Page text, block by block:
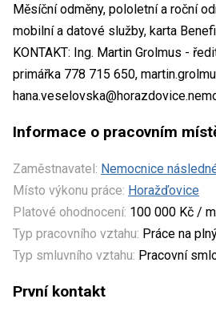
Měsíční odměny, pololetní a roční
mobilní a datové služby, karta
KONTAKT: Ing. Martin Grolmus -
primářka 778 715 650,
Informace o pracovním
Zaměstnavatel: Nemocnice
Místo výkonu práce: Horažďovice
Platové ohodnocení: 100 000 Kč /
Typ pracovního vztahu: Práce na
Typ smluvního vztahu: Pracovní
První kontakt